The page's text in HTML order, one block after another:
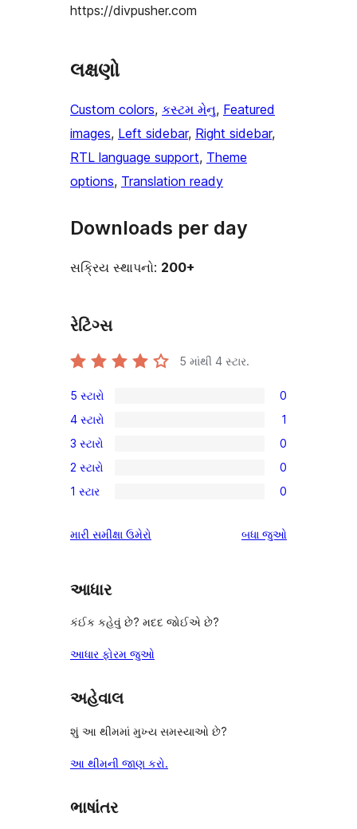
https://divpusher.com
લક્ષણો
Custom colors, કસ્ટમ મેનુ, Featured
images, Left sidebar, Right sidebar
RTL language support, Theme
options, Translation ready
Downloads per day
સક્રિય સ્થાપનો: 200+
રેટિંગ્સ
5 માંથી 4 સ્ટાર.
0
5-
સ્ટાર
સમીક્ષાઓ
5 સ્ટારો 0
1
4-
સ્ટાર
સમીક્ષા
4 સ્ટારો 1
0
3-
સ્ટાર
3 સ્ટારો 0
0
2-
સમીક્ષાઓ
2 સ્ટારો 0
0
સ્ટાર
1 સ્ટાર 0
મારી સમીક્ષા ઉમેરો બધા સમીક્ષાઓ
જુઓ
આધાર
કંઈક કહેવું છે? મદદ જોઈએ છે?
આધાર ફોરમ જુઓ
અહેવાલ
શું આ થીમમાં મુખ્ય સમસ્યાઓ છે?
આ થીમની જાણ કરો.
ભાષાંતર